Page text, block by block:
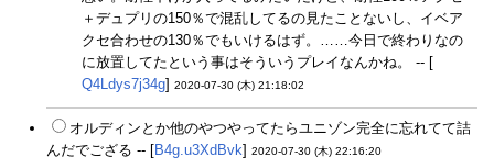
＋デュプリの150％で混乱してるの見たことないし、イベア
クセ合わせの130％でもいけるはず。……今日で終わりなの
に放置してたという事はそういうプレイなんかね。 -- [
Q4Ldys7j34g] 2020-07-30 (木) 21:18:02
オルディンとか他のやつやってたらユニゾン完全に忘れてて詰
んだでござる -- [B4g.u3XdBvk] 2020-07-30 (木) 22:16:20